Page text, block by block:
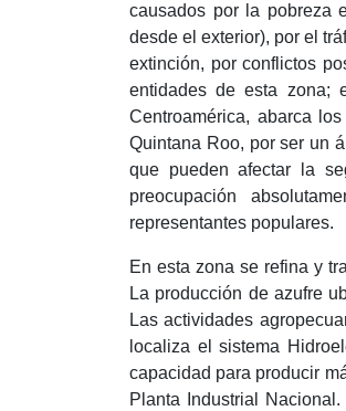
causados por la pobreza
desde el exterior), por el
extinción, por conflictos
entidades de esta zona;
Centroamérica, abarca
Quintana Roo, por ser un
que pueden afectar la
preocupación
representantes populares.
En esta zona se refina y
La producción de azufre
Las actividades
localiza el sistema
capacidad para producir
Planta Industrial